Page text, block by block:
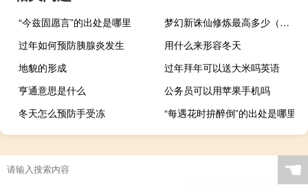
“今兹固愿言”的出处是哪里
梦幻新诛仙修炼最高多少（梦幻诛仙最高多少级）
过年如何预防胰腺炎发生
用什么来形容冬天
地貌的形成
过年拜年可以送大米吗英语
亨通意思是什么
公务员可以用苹果手机吗
冬天怎么预防手受冻
“每遇花时拚醉倒”的出处是哪里
☚